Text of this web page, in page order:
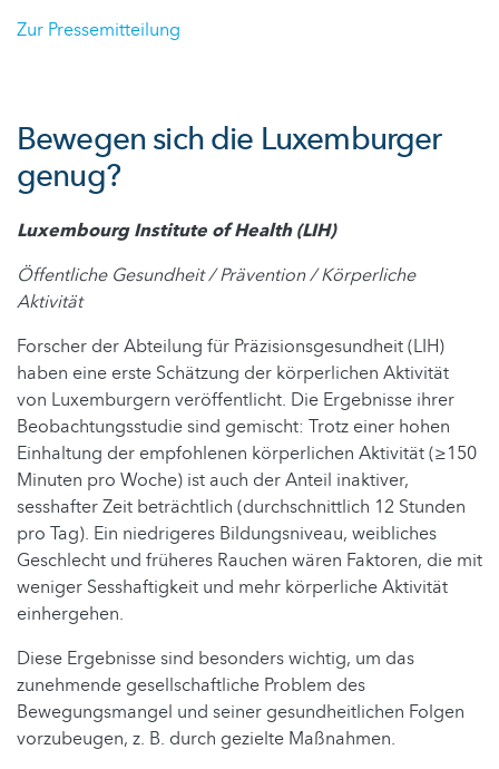
Zur Pressemitteilung
Bewegen sich die Luxemburger
genug?
Luxembourg Institute of Health (LIH)
Öffentliche Gesundheit / Prävention / Körperliche
Aktivität
Forscher der Abteilung für Präzisionsgesundheit (LIH)
haben eine erste Schätzung der körperlichen Aktivität
von Luxemburgern veröffentlicht. Die Ergebnisse ihrer
Beobachtungsstudie sind gemischt: Trotz einer hohen
Einhaltung der empfohlenen körperlichen Aktivität (≥150
Minuten pro Woche) ist auch der Anteil inaktiver,
sesshafter Zeit beträchtlich (durchschnittlich 12 Stunden
pro Tag). Ein niedrigeres Bildungsniveau, weibliches
Geschlecht und früheres Rauchen wären Faktoren, die mit
weniger Sesshaftigkeit und mehr körperliche Aktivität
einhergehen.
Diese Ergebnisse sind besonders wichtig, um das
zunehmende gesellschaftliche Problem des
Bewegungsmangel und seiner gesundheitlichen Folgen
vorzubeugen, z. B. durch gezielte Maßnahmen.